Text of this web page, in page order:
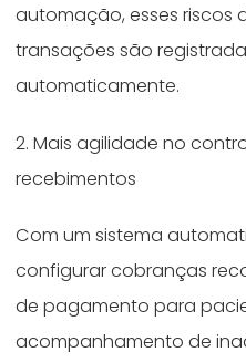
automação, esses riscos
transações são
automaticamente.
2. Mais agilidade no
recebimentos
Com um sistema
configurar cobranças
de pagamento para
acompanhamento de